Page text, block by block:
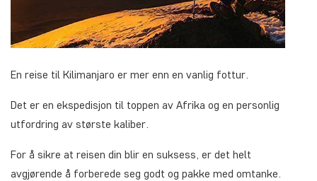
En reise til Kilimanjaro er mer enn en vanlig fottur.
Det er en ekspedisjon til toppen av Afrika og en personlig
utfordring av største kaliber.
For å sikre at reisen din blir en suksess, er det helt
avgjørende å forberede seg godt og pakke med omtanke.